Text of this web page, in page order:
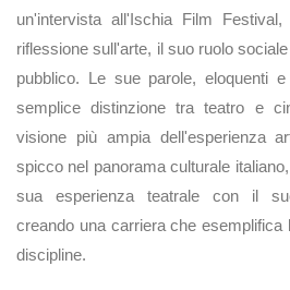
un'intervista all'Ischia Film
riflessione sull'arte, il suo ruolo
pubblico. Le sue parole, eloquenti
semplice distinzione tra teatro e
visione più ampia dell'esperienza
spicco nel panorama culturale
sua esperienza teatrale con il
creando una carriera che
discipline.